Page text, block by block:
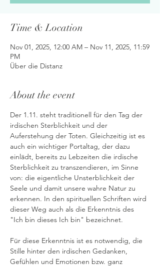
Time & Location
Nov 01, 2025, 12:00 AM – Nov 11, 2025, 11:59
PM
Über die Distanz
About the event
Der 1.11. steht traditionell für den Tag der
irdischen Sterblichkeit und der
Auferstehung der Toten. Gleichzeitig ist es
auch ein wichtiger Portaltag, der dazu
einlädt, bereits zu Lebzeiten die irdische
Sterblichkeit zu transzendieren, im Sinne
von: die eigentliche Unsterblichkeit der
Seele und damit unsere wahre Natur zu
erkennen. In den spirituellen Schriften wird
dieser Weg auch als die Erkenntnis des
"Ich bin dieses Ich bin" bezeichnet.
Für diese Erkenntnis ist es notwendig, die
Stille hinter den irdischen Gedanken,
Gefühlen und Emotionen bzw. ganz